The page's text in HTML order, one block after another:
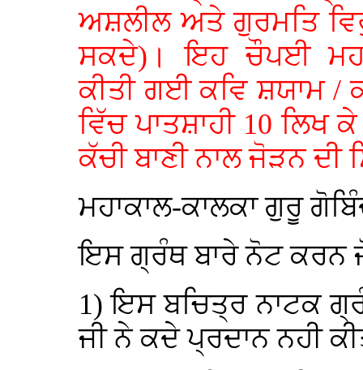
ਅਸ਼ਲੀਲ ਅਤੇ ਗੁਰਮਤਿ
ਸਕਦੇ)। ਇਹ ਚੌਪਈ
ਕੀਤੀ ਗਈ ਕਵਿ ਸ਼ਯਾਮ /
ਵਿੱਚ ਪਾਤਸ਼ਾਹੀ 10 ਲਿਖ
ਕੱਚੀ ਬਾਣੀ ਨਾਲ ਜੋੜਨ
ਮਹਾਕਾਲ-ਕਾਲਕਾ ਗੁਰੂ
ਇਸ ਗ੍ਰੰਥ ਬਾਰੇ ਨੋਟ ਕਰਨ
1) ਇਸ ਬਚਿਤ੍ਰ ਨਾਟਕ
ਜੀ ਨੇ ਕਦੇ ਪ੍ਰਦਾਨ ਨਹੀ